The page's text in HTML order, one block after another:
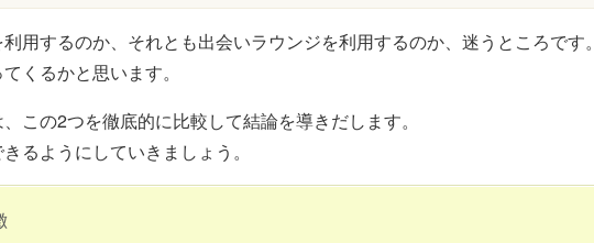
用するのか、それとも出会いラウンジを利用するのか、迷うところです
くるかと思います。
この2つを徹底的に比較して結論を導きだします。
るようにしていきましょう。